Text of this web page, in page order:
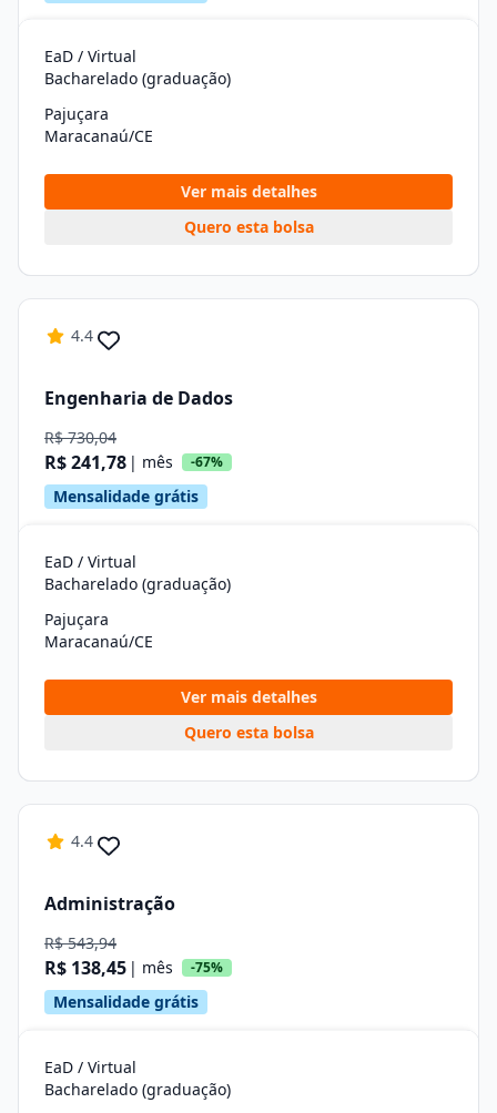
EaD / Virtual
Bacharelado (graduação)
Pajuçara
Maracanaú/CE
Ver mais detalhes
Quero esta bolsa
4.4
Engenharia de Dados
R$ 730,04
R$ 241,78 | mês -67%
Mensalidade grátis
EaD / Virtual
Bacharelado (graduação)
Pajuçara
Maracanaú/CE
Ver mais detalhes
Quero esta bolsa
4.4
Administração
R$ 543,94
R$ 138,45 | mês -75%
Mensalidade grátis
EaD / Virtual
Bacharelado (graduação)